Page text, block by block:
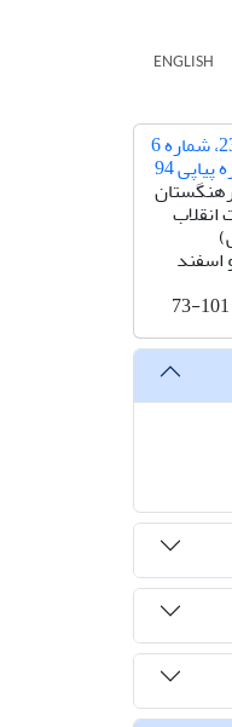
ENGLISH
دوره 23، شماره 6
94
انقلاب
اسفند
73-101